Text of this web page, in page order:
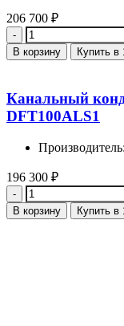
206 700 ₽
Количество
В корзину Купить в
Канальный
DFT100ALS1
196 300 ₽
Количество
В корзину Купить в